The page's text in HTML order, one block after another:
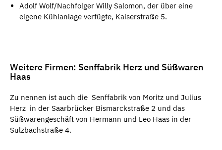
Adolf Wolf/Nachfolger Willy Salomon, der über eine
eigene Kühlanlage verfügte, Kaiserstraße 5.
Weitere Firmen: Senffabrik Herz und Süßwaren
Haas
Zu nennen ist auch die Senffabrik von Moritz und Julius
Herz in der Saarbrücker Bismarckstraße 2 und das
Süßwarengeschäft von Hermann und Leo Haas in der
Sulzbachstraße 4.